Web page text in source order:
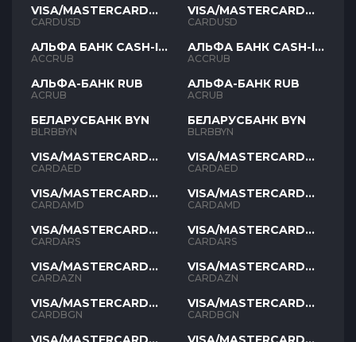
VISA/MASTERCARD
USD
CARDUSD
АЛЬФА БАНК CASH-IN
RUB
ACCRUB
АЛЬФА-БАНК RUB
ACRUB
БЕЛАРУСБАНК BYN
BLRBBYN
VISA/MASTERCARD
AED
CARDAED
VISA/MASTERCARD
AMD
CARDAMD
VISA/MASTERCARD
ARS
CARDARS
VISA/MASTERCARD
AZN
CARDAZN
VISA/MASTERCARD
BGN
CARDBGN
VISA/MASTERCARD
USD
CARDUSD
АЛЬФА БАНК CASH-IN
RUB
ACCRUB
АЛЬФА-БАНК RUB
ACRUB
БЕЛАРУСБАНК BYN
BLRBBYN
VISA/MASTERCARD
AED
CARDAED
VISA/MASTERCARD
AMD
CARDAMD
VISA/MASTERCARD
ARS
CARDARS
VISA/MASTERCARD
AZN
CARDAZN
VISA/MASTERCARD
BGN
CARDBGN